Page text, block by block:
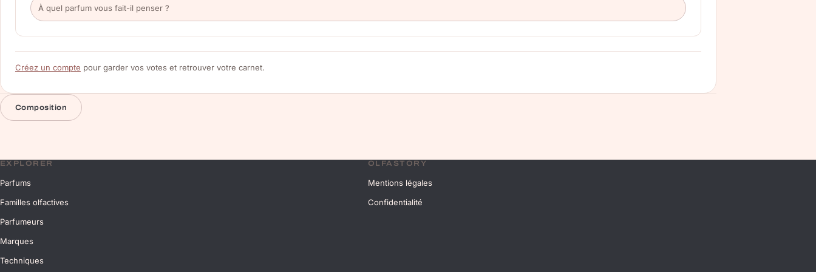
Créez un compte pour garder vos votes et retrouver votre carnet.
Composition
EXPLORER
Parfums
Familles olfactives
Parfumeurs
Marques
Techniques
OLFASTORY
Mentions légales
Confidentialité